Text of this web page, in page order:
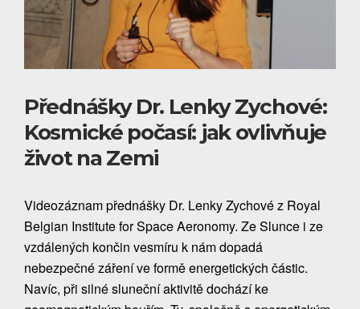
Přednášky Dr. Lenky Zychové:
Kosmické počasí: jak ovlivňuje
život na Zemi
Videozáznam přednášky Dr. Lenky Zychové z Royal
Belgian Institute for Space Aeronomy. Ze Slunce i ze
vzdálených končin vesmíru k nám dopadá
nebezpečné záření ve formě energetických částic.
Navíc, při silné sluneční aktivitě dochází ke